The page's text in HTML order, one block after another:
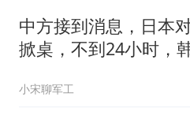
中方接到消息，日本
掀桌，不到24小时，
小宋聊军工